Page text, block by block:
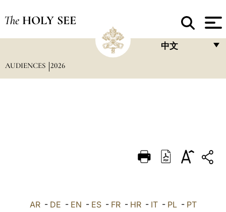
The HOLY SEE
中文
DEUTSCH
العربيّة
AUDIENCES 2026
AR- DE - EN - ES- FR- HR- IT- PL- PT